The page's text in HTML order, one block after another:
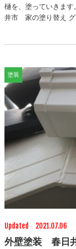
樋を、塗っていきま
井市 家の塗り替え グ
塗装
Updated 2021.07.06
外壁塗装 春日